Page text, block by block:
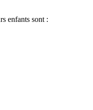
enfants sont :